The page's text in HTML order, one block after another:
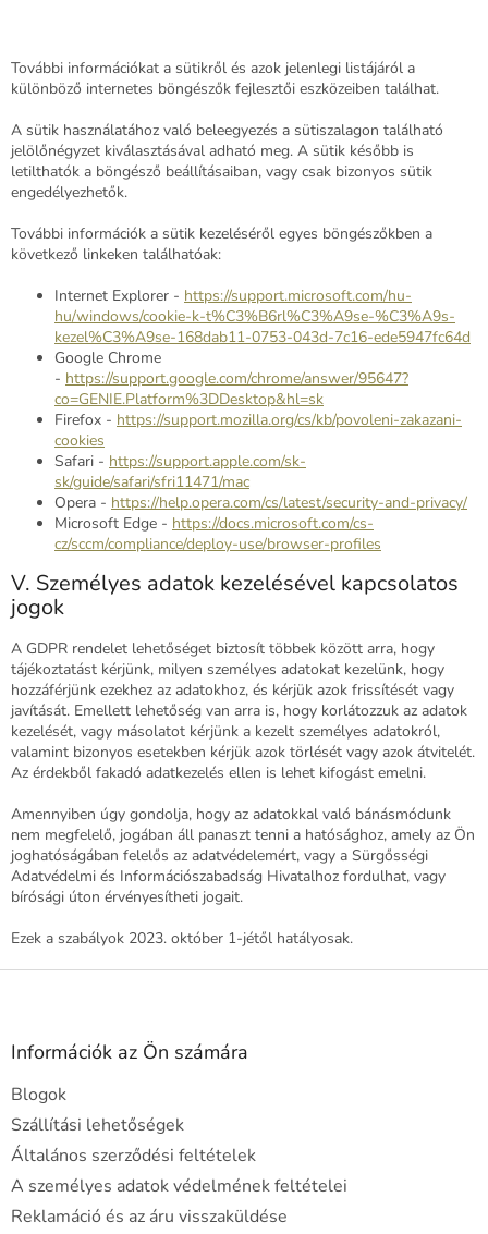
További információkat a sütikről és azok jelenlegi listájáról a
különböző internetes böngészők fejlesztői eszközeiben találhat.
A sütik használatához való beleegyezés a sütiszalagon található
jelölőnégyzet kiválasztásával adható meg. A sütik később is
letilthatók a böngésző beállításaiban, vagy csak bizonyos sütik
engedélyezhetők.
További információk a sütik kezeléséről egyes böngészőkben a
következő linkeken találhatóak:
Internet Explorer - https://support.microsoft.com/hu-
hu/windows/cookie-k-t%C3%B6rl%C3%A9se-%C3%A9s-
kezel%C3%A9se-168dab11-0753-043d-7c16-ede5947fc64d
Google Chrome
- https://support.google.com/chrome/answer/95647?
co=GENIE.Platform%3DDesktop&hl=sk
Firefox - https://support.mozilla.org/cs/kb/povoleni-zakazani-
cookies
Safari - https://support.apple.com/sk-
sk/guide/safari/sfri11471/mac
Opera - https://help.opera.com/cs/latest/security-and-privacy/
Microsoft Edge - https://docs.microsoft.com/cs-
cz/sccm/compliance/deploy-use/browser-profiles
V. Személyes adatok kezelésével kapcsolatos
jogok
A GDPR rendelet lehetőséget biztosít többek között arra, hogy
tájékoztatást kérjünk, milyen személyes adatokat kezelünk, hogy
hozzáférjünk ezekhez az adatokhoz, és kérjük azok frissítését vagy
javítását. Emellett lehetőség van arra is, hogy korlátozzuk az adatok
kezelését, vagy másolatot kérjünk a kezelt személyes adatokról,
valamint bizonyos esetekben kérjük azok törlését vagy azok átvitelét.
Az érdekből fakadó adatkezelés ellen is lehet kifogást emelni.
Amennyiben úgy gondolja, hogy az adatokkal való bánásmódunk
nem megfelelő, jogában áll panaszt tenni a hatósághoz, amely az Ön
joghatóságában felelős az adatvédelemért, vagy a Sürgősségi
Adatvédelmi és Információszabadság Hivatalhoz fordulhat, vagy
bírósági úton érvényesítheti jogait.
Ezek a szabályok 2023. október 1-jétől hatályosak.
L
Információk az Ön számára
Blogok
Szállítási lehetőségek
Általános szerződési feltételek
A személyes adatok védelmének feltételei
Reklamáció és az áru visszaküldése